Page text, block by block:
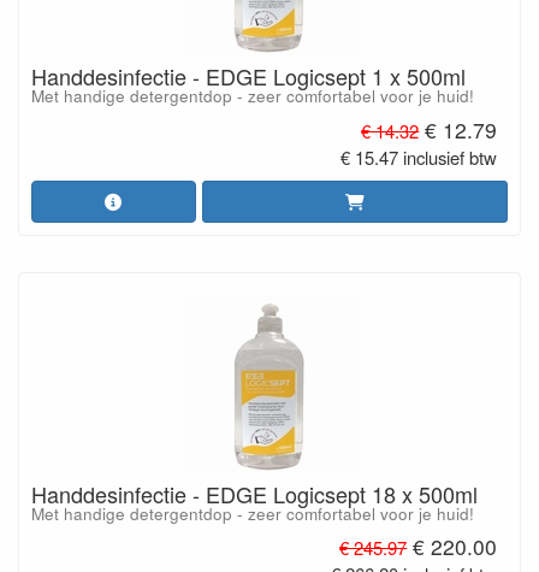
Handdesinfectie - EDGE Logicsept 1 x 500ml
Met handige detergentdop - zeer comfortabel voor je huid!
€ 14.32 € 12.79
€ 15.47 inclusief btw
Handdesinfectie - EDGE Logicsept 18 x 500ml
Met handige detergentdop - zeer comfortabel voor je huid!
€ 245.97 € 220.00